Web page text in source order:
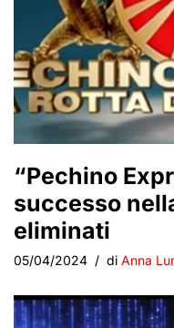
“Pechino
successo
eliminati
05/04/2024 di Anna